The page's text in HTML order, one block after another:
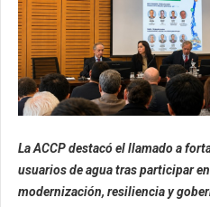
La ACCP destacó el llamado a
usuarios de agua tras participar
modernización, resiliencia y